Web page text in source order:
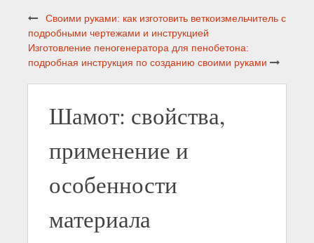
Своими руками: как изготовить веткоизмельчитель с
подробными чертежами и инструкцией
Изготовление пеногенератора для пенобетона:
подробная инструкция по созданию своими руками
Шамот: свойства,
применение и
особенности
материала